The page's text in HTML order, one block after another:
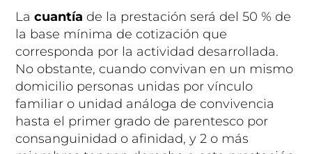
La cuantía de la prestación será del 50 % de
la base mínima de cotización que
corresponda por la actividad desarrollada.
No obstante, cuando convivan en un mismo
domicilio personas unidas por vínculo
familiar o unidad análoga de convivencia
hasta el primer grado de parentesco por
consanguinidad o afinidad, y 2 o más